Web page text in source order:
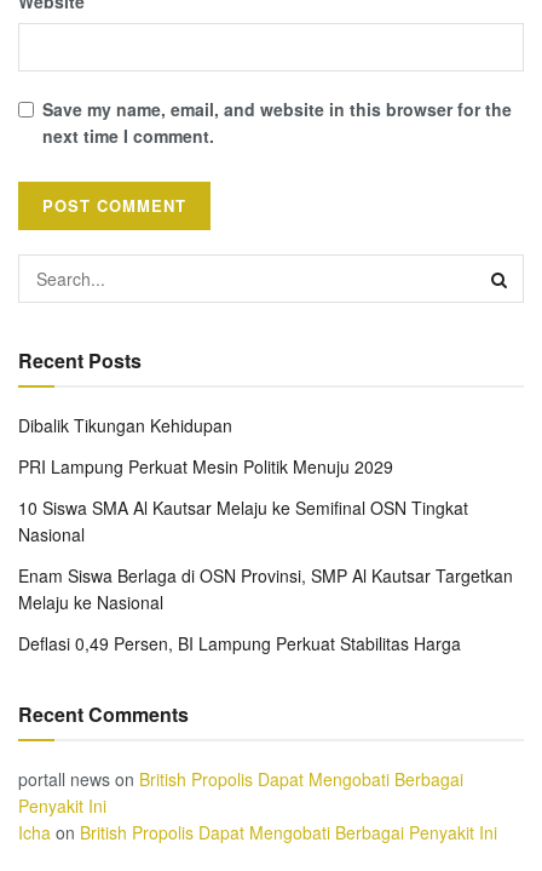
Save my name, email, and website in this browser for the
next time I comment.
Recent Posts
Dibalik Tikungan Kehidupan
PRI Lampung Perkuat Mesin Politik Menuju 2029
10 Siswa SMA Al Kautsar Melaju ke Semifinal OSN Tingkat
Nasional
Enam Siswa Berlaga di OSN Provinsi, SMP Al Kautsar Targetkan
Melaju ke Nasional
Deflasi 0,49 Persen, BI Lampung Perkuat Stabilitas Harga
Recent Comments
portall news on British Propolis Dapat Mengobati Berbagai
Penyakit Ini
Icha on British Propolis Dapat Mengobati Berbagai Penyakit Ini